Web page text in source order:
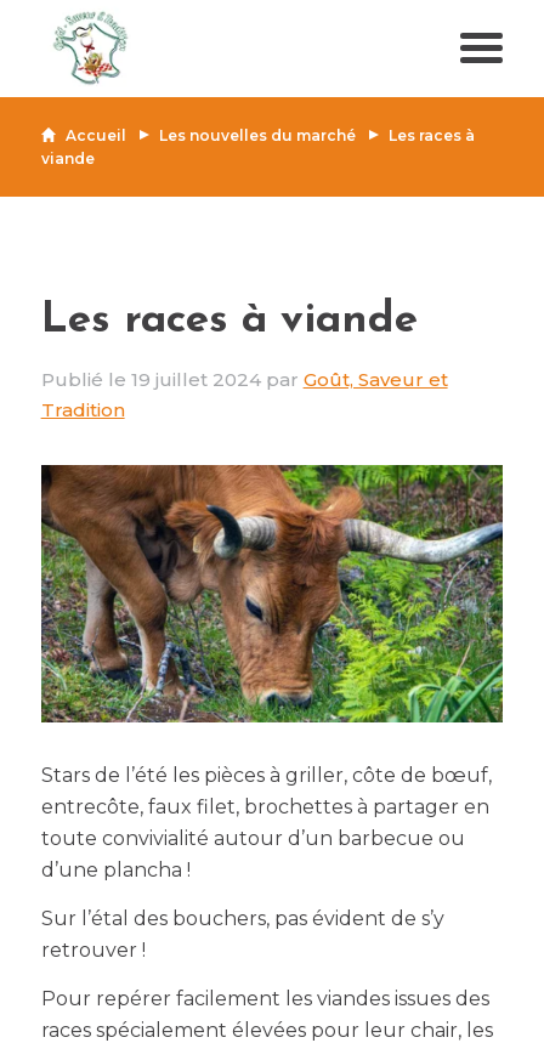
Accueil Les nouvelles du marché
Les races à
viande
Les races à viande
Publié le 19 juillet 2024 par Goût, Saveur et
Tradition
Stars de l’été les pièces à griller, côte de bœuf,
entrecôte, faux filet, brochettes à partager en
toute convivialité autour d’un barbecue ou
d’une plancha !
Sur l’étal des bouchers, pas évident de s’y
retrouver !
Pour repérer facilement les viandes issues des
races spécialement élevées pour leur chair, les